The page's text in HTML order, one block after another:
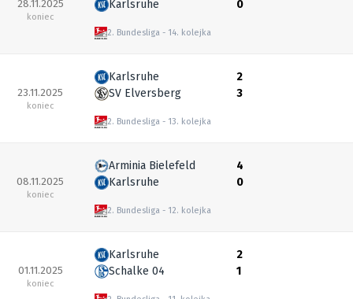
28.11.2025
koniec
Karlsruhe
2. Bundesliga 14. kolejka
0
23.11.2025
koniec
Karlsruhe
SV Elversberg
2. Bundesliga 13. kolejka
2
3
08.11.2025
koniec
Arminia Bielefeld
Karlsruhe
2. Bundesliga 12. kolejka
4
0
01.11.2025
koniec
Karlsruhe
Schalke 04
2
1